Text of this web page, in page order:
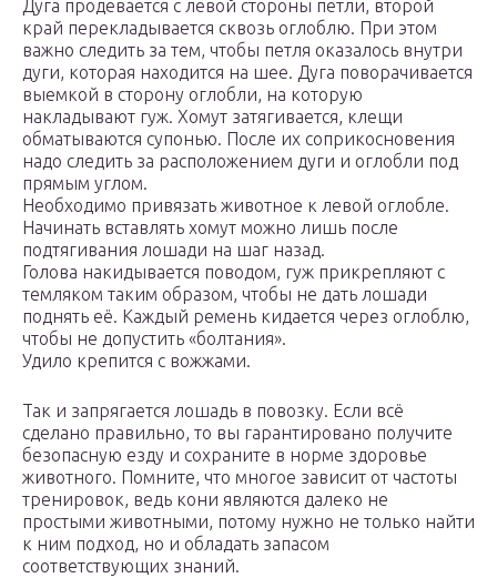
Дуга продевается с левой стороны петли, второй
край перекладывается сквозь оглоблю. При этом
важно следить за тем, чтобы петля оказалось внутри
дуги, которая находится на шее. Дуга поворачивается
выемкой в сторону оглобли, на которую
накладывают гуж. Хомут затягивается, клещи
обматываются супонью. После их соприкосновения
надо следить за расположением дуги и оглобли под
прямым углом.
Необходимо привязать животное к левой оглобле.
Начинать вставлять хомут можно лишь после
подтягивания лошади на шаг назад.
Голова накидывается поводом, гуж прикрепляют с
темляком таким образом, чтобы не дать лошади
поднять её. Каждый ремень кидается через оглоблю,
чтобы не допустить «болтания».
Удило крепится с вожжами.
Так и запрягается лошадь в повозку. Если всё
сделано правильно, то вы гарантировано получите
безопасную езду и сохраните в норме здоровье
животного. Помните, что многое зависит от частоты
тренировок, ведь кони являются далеко не
простыми животными, потому нужно не только найти
к ним подход, но и обладать запасом
соответствующих знаний.